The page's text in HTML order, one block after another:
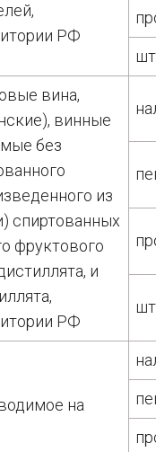
РФ
вина,
винные
без
из
спиртованных
фруктового
и
РФ
на